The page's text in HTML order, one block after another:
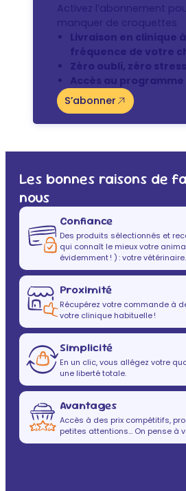
Activez l’abonnement
manquer de croquettes
Livraison en clinique
fréquence de votre
Zéro oubli, zéro stress
Accès au
S’abonner
Les bonnes raisons de
nous
Confiance
Des produits sélectionnés et
qui connaît le mieux votre
évidemment ! ) : votre vétérinaire.
Proximité
Récupérez votre commande à
votre clinique habituelle !
Simplicité
En un clic, vous allégez votre
une liberté totale.
Avantages
Accès à des prix compétitifs,
petites attentions… On pense à